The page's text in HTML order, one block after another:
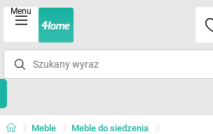
Menu
Meble
Meble do siedzenia